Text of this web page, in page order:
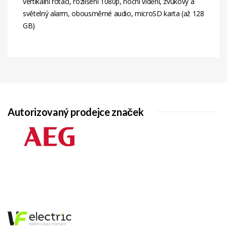
světelný alarm, obousměrné audio, microSD karta (až 128
GB)
Autorizovaný prodejce značek